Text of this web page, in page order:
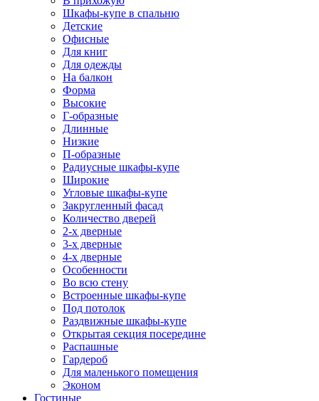
Шкафы-купе в спальню
Детские
Офисные
Для книг
Для одежды
На балкон
Форма
Высокие
Г-образные
Длинные
Низкие
П-образные
Радиусные шкафы-купе
Широкие
Угловые шкафы-купе
Закругленный фасад
Количество дверей
2-х дверные
3-х дверные
4-х дверные
Особенности
Во всю стену
Встроенные шкафы-купе
Под потолок
Раздвижные шкафы-купе
Открытая секция посередине
Распашные
Гардероб
Для маленького помещения
Эконом
Гостиные